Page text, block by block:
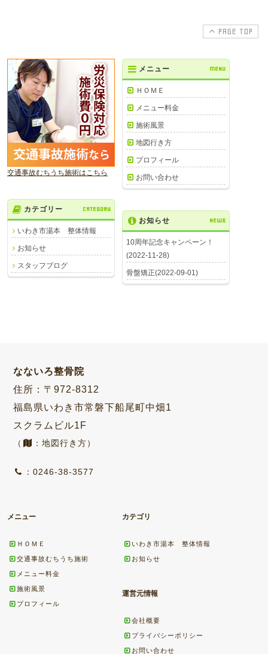
PAGE TOP
交通事故むちうち施術はこちら
メニュー MENU
ＨＯＭＥ
メニュー料金
施術風景
地図行き方
プロフィール
お問い合わせ
カテゴリー CATEGORY
いわき市湯本 整体情報
お知らせ
スタッフブログ
お知らせ NEWS
10周年記念キャンペーン！
(2022-11-28)
骨盤矯正(2022-09-01)
なないろ整骨院
住所：〒972-8312
福島県いわき市常磐下船尾町中畑1
スクラムビル1F
（ ：地図行き方）
：0246-38-3577
メニュー
ＨＯＭＥ
交通事故むちうち施術
メニュー料金
施術風景
プロフィール
カテゴリ
いわき市湯本 整体情報
お知らせ
運営元情報
会社概要
プライバシーポリシー
お問い合わせ